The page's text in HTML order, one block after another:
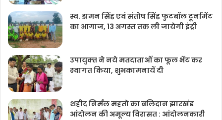
स्व. झमन सिंह एवं संतोष सिंह फुटबॉल टूर्नामेंट
का आगाज, 13 अगस्त तक ली जायेगी इंट्री
उपायुक्‍त ने नये मतदाताओंं का फूल भेंट कर
स्‍वागत किया, शुभकामनायें दी
शहीद निर्मल महतो का बलिदान झारखंड
आंदोलन की अमूल्य विरासत : आंदोलनकारी